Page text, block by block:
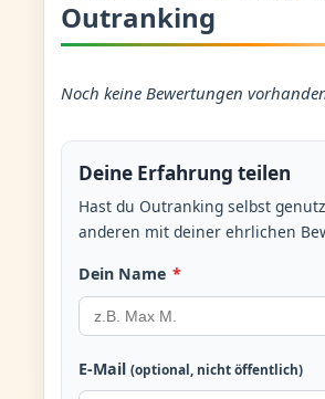
Outranking
Noch keine Bewertungen
Deine Erfahrung teilen
Hast du Outranking selbst
anderen mit deiner ehrlichen
Dein Name *
E-Mail (optional, nicht öffentlich)